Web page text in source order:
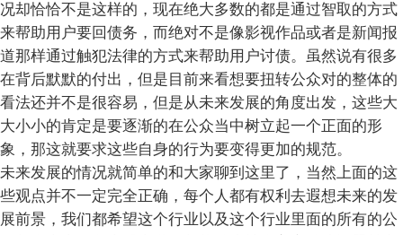
况却恰恰不是这样的，现在绝大多数的都是通过智取的方式
来帮助用户要回债务，而绝对不是像影视作品或者是新闻报
道那样通过触犯法律的方式来帮助用户讨债。虽然说有很多
在背后默默的付出，但是目前来看想要扭转公众对的整体的
看法还并不是很容易，但是从未来发展的角度出发，这些大
大小小的肯定是要逐渐的在公众当中树立起一个正面的形
象，那这就要求这些自身的行为要变得更加的规范。
未来发展的情况就简单的和大家聊到这里了，当然上面的这
些观点并不一定完全正确，每个人都有权利去遐想未来的发
展前景，我们都希望这个行业以及这个行业里面的所有的公